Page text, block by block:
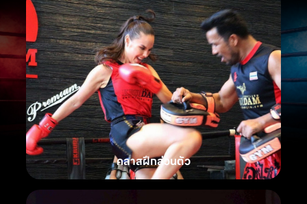
คลาสฝึกส่วนตัว